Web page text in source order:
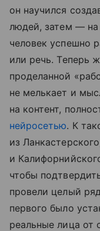
он научился
людей, затем — на
человек успешно
или речь. Теперь
проделанной
не мелькает и
на контент,
нейросетью. К
из
и
чтобы
провели целый
первого было
реальные лица от